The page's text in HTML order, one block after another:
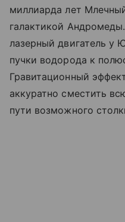
миллиарда лет
галактикой
лазерный двигатель у
пучки водорода к
Гравитационный
аккуратно сместить
пути возможного